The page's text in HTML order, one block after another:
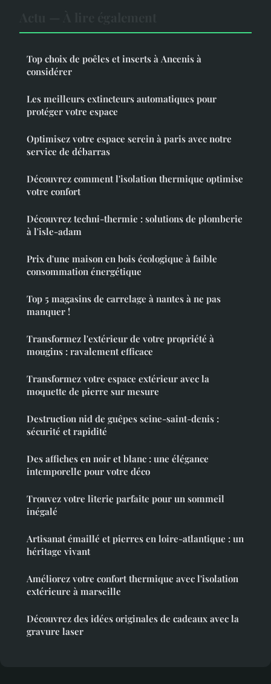
Top choix de poêles et inserts à Ancenis à
considérer
Les meilleurs extincteurs automatiques pour
protéger votre espace
Optimisez votre espace serein à paris avec notre
service de débarras
Découvrez comment l'isolation thermique optimise
votre confort
Découvrez techni-thermie : solutions de plomberie
à l'isle-adam
Prix d'une maison en bois écologique à faible
consommation énergétique
Top 5 magasins de carrelage à nantes à ne pas
manquer !
Transformez l'extérieur de votre propriété à
mougins : ravalement efficace
Transformez votre espace extérieur avec la
moquette de pierre sur mesure
Destruction nid de guêpes seine-saint-denis :
sécurité et rapidité
Des affiches en noir et blanc : une élégance
intemporelle pour votre déco
Trouvez votre literie parfaite pour un sommeil
inégalé
Artisanat émaillé et pierres en loire-atlantique : un
héritage vivant
Améliorez votre confort thermique avec l'isolation
extérieure à marseille
Découvrez des idées originales de cadeaux avec la
gravure laser